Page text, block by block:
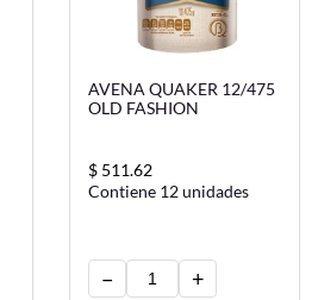
AVENA QUAKER 12/475
OLD FASHION
$ 511.62
Contiene 12 unidades
− +